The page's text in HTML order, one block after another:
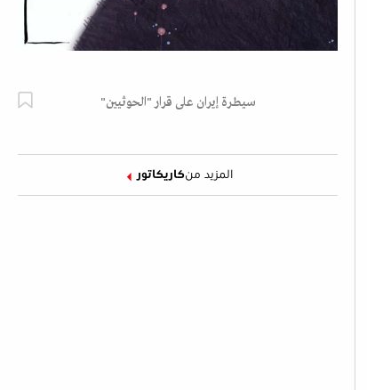
سيطرة إيران على قرار "الحوثيين"
المزيد منكاريكاتور